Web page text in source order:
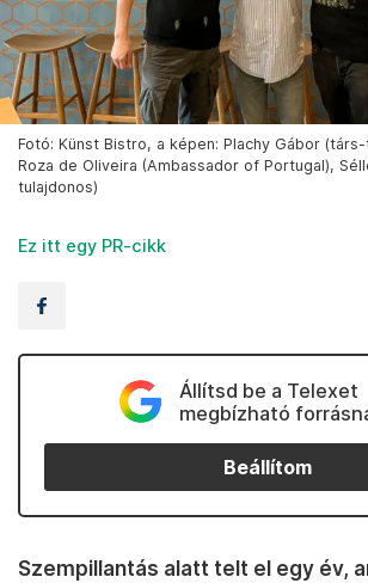
Fotó: Künst Bistro, a képen: Plachy Gábor
Roza de Oliveira (Ambassador of Portugal),
tulajdonos)
Ez itt egy PR-cikk
Állítsd be a Telexet
megbízható
Beállítom
Szempillantás alatt telt el egy év,